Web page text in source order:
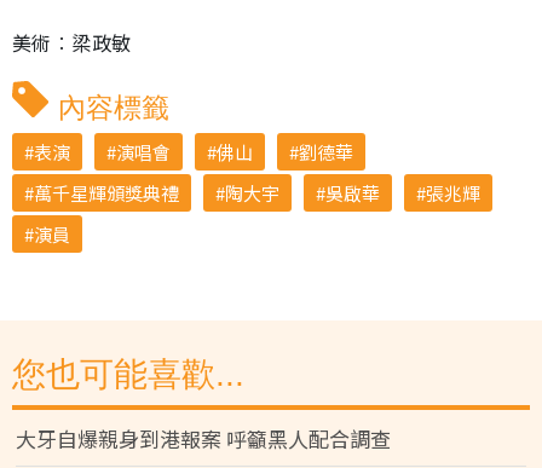
美術︰梁政敏
內容標籤
表演 演唱會 佛山
劉德華
萬千星輝頒獎典禮
陶大宇 吳啟華
張兆輝
演員
您也可能喜歡...
大牙自爆親身到港報案 呼籲黑人配合調查